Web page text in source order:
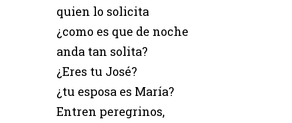
quien lo solicita
¿como es que de noche
anda tan solita?
¿Eres tu José?
¿tu esposa es María?
Entren peregrinos,